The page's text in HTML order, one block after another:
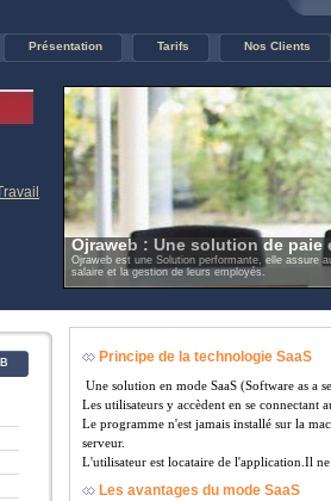
Principe de la technologie SaaS
Une solution en mode SaaS (Software as a
Les utilisateurs y accèdent en se connectant
Le programme n'est jamais installé sur la
serveur.
L'utilisateur est locataire de l'application.Il
Les avantages du mode SaaS
Ojraweb : Une solution de paie
Ojraweb est une Solution performante, elle assure
salaire et la gestion de leurs employés.
Présentation Tarifs Nos Clients